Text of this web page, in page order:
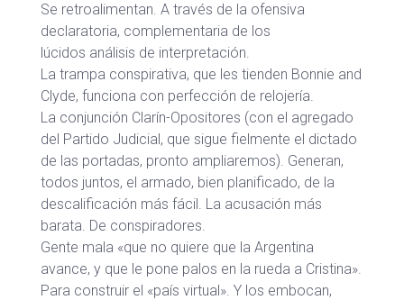
Se retroalimentan. A través de la ofensiva
declaratoria, complementaria de los
lúcidos análisis de interpretación.
La trampa conspirativa, que les tienden Bonnie and
Clyde, funciona con perfección de relojería.
La conjunción Clarín-Opositores (con el agregado
del Partido Judicial, que sigue fielmente el dictado
de las portadas, pronto ampliaremos). Generan,
todos juntos, el armado, bien planificado, de la
descalificación más fácil. La acusación más
barata. De conspiradores.
Gente mala «que no quiere que la Argentina
avance, y que le pone palos en la rueda a Cristina».
Para construir el «país virtual». Y los embocan,